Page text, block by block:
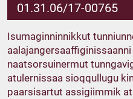
01.31.06/17-00765
Isumaginninnikkut
naatsorsuinermut
atulernissaa sioqqullugu
paarsisartut assigiimmik